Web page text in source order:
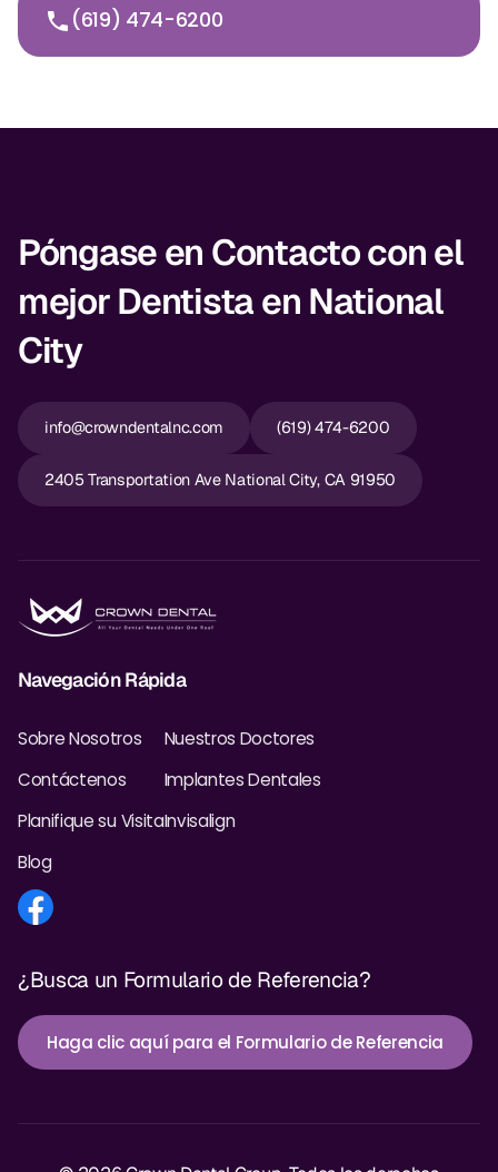
(619) 474-6200
Póngase en Contacto con el
mejor Dentista en National
City
info@crowndentalnc.com (619) 474-6200
2405 Transportation Ave National City, CA 91950
Navegación Rápida
Sobre Nosotros
Contáctenos
Planifique su Visita
Blog
Nuestros Doctores
Implantes Dentales
Invisalign
¿Busca un Formulario de Referencia?
Haga clic aquí para el Formulario de Referencia